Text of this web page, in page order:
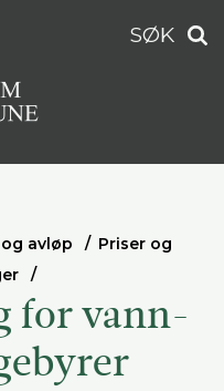
SØK
avløp
Priser og
for vann-